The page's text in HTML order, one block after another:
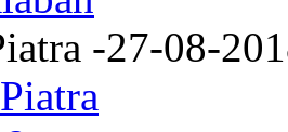
-27-08-